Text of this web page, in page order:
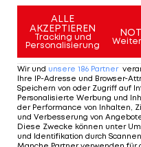
Der 17-jährige Linus
Kopfballtor in der 82.
spannend, aber die
über die Zeit.
Die Fürther haben
sechs Spiele
ALLE
AKZEPTIEREN
Tracking und
Personalisierung
Wir und unsere 186 Partner
Ihre IP-Adresse und Browser-
Speichern von oder Zugriff auf
Personalisierte Werbung und
der Performance von Inhalten,
und Verbesserung von
Diese Zwecke können unter
und Identifikation durch